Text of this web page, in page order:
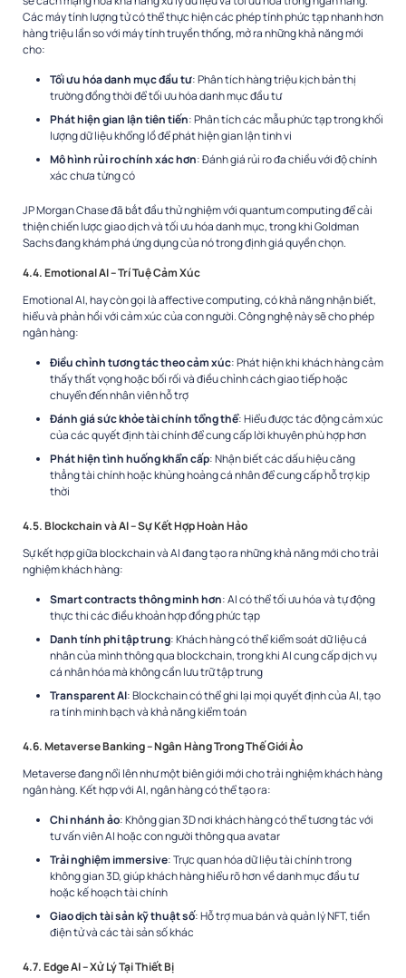
Các máy tính lượng tử có thể thực hiện các phép tính phức tạp nhanh hơn
hàng triệu lần so với máy tính truyền thống, mở ra những khả năng mới
cho:
Tối ưu hóa danh mục đầu tư: Phân tích hàng triệu kịch bản thị
trường đồng thời để tối ưu hóa danh mục đầu tư
Phát hiện gian lận tiên tiến: Phân tích các mẫu phức tạp trong khối
lượng dữ liệu khổng lồ để phát hiện gian lận tinh vi
Mô hình rủi ro chính xác hơn: Đánh giá rủi ro đa chiều với độ chính
xác chưa từng có
JP Morgan Chase đã bắt đầu thử nghiệm với quantum computing để cải
thiện chiến lược giao dịch và tối ưu hóa danh mục, trong khi Goldman
Sachs đang khám phá ứng dụng của nó trong định giá quyền chọn.
4.4. Emotional AI – Trí Tuệ Cảm Xúc
Emotional AI, hay còn gọi là affective computing, có khả năng nhận biết,
hiểu và phản hồi với cảm xúc của con người. Công nghệ này sẽ cho phép
ngân hàng:
Điều chỉnh tương tác theo cảm xúc: Phát hiện khi khách hàng cảm
thấy thất vọng hoặc bối rối và điều chỉnh cách giao tiếp hoặc
chuyển đến nhân viên hỗ trợ
Đánh giá sức khỏe tài chính tổng thể: Hiểu được tác động cảm xúc
của các quyết định tài chính để cung cấp lời khuyên phù hợp hơn
Phát hiện tình huống khẩn cấp: Nhận biết các dấu hiệu căng
thẳng tài chính hoặc khủng hoảng cá nhân để cung cấp hỗ trợ kịp
thời
4.5. Blockchain và AI – Sự Kết Hợp Hoàn Hảo
Sự kết hợp giữa blockchain và AI đang tạo ra những khả năng mới cho trải
nghiệm khách hàng:
Smart contracts thông minh hơn: AI có thể tối ưu hóa và tự động
thực thi các điều khoản hợp đồng phức tạp
Danh tính phi tập trung: Khách hàng có thể kiểm soát dữ liệu cá
nhân của mình thông qua blockchain, trong khi AI cung cấp dịch vụ
cá nhân hóa mà không cần lưu trữ tập trung
Transparent AI: Blockchain có thể ghi lại mọi quyết định của AI, tạo
ra tính minh bạch và khả năng kiểm toán
4.6. Metaverse Banking – Ngân Hàng Trong Thế Giới Ảo
Metaverse đang nổi lên như một biên giới mới cho trải nghiệm khách hàng
ngân hàng. Kết hợp với AI, ngân hàng có thể tạo ra:
Chi nhánh ảo: Không gian 3D nơi khách hàng có thể tương tác với
tư vấn viên AI hoặc con người thông qua avatar
Trải nghiệm immersive: Trực quan hóa dữ liệu tài chính trong
không gian 3D, giúp khách hàng hiểu rõ hơn về danh mục đầu tư
hoặc kế hoạch tài chính
Giao dịch tài sản kỹ thuật số: Hỗ trợ mua bán và quản lý NFT, tiền
điện tử và các tài sản số khác
4.7. Edge AI – Xử Lý Tại Thiết Bị